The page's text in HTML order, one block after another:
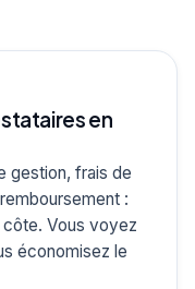
en
gestion, frais de
:
Vous voyez
économisez le